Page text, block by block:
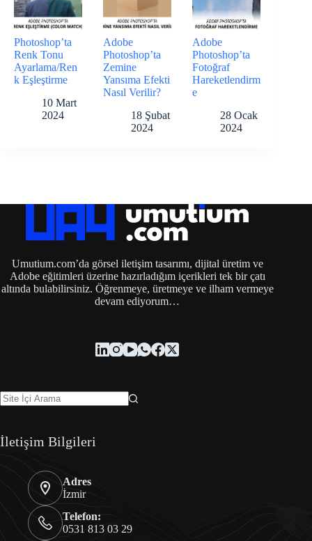
Photoshop’ta
Renk Tonu
Ayarlama/Ren
k Eşleştirme
10 Mart
2024
Adobe
Photoshop’ta
Zemine
Yansıma Efekti
Nasıl Verilir?
18 Şubat
2024
Adobe
Photoshop’ta
Fotoğraf
Hareketlendirm
e
28 Ocak
2024
Umutium.com’da görsel iletişim tasarımı, dijital üretim ve
Adobe eğitimleri üzerine hazırladığım içerikleri tek bir çatı
altında bulabilirsiniz. Öğrenmeye, üretmeye ve ilham vermeye
devam ediyorum…
İletişim Bilgileri
Adres
İzmir
Telefon:
0531 813 03 29